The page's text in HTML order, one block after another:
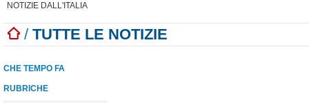
NOTIZIE DALL'ITALIA
/ TUTTE LE NOTIZIE
CHE TEMPO FA
RUBRICHE